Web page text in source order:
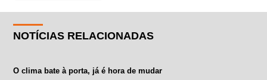
NOTÍCIAS RELACIONADAS
O clima bate à porta, já é hora de mudar